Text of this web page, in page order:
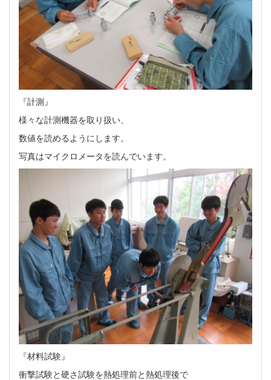
『計測』
様々な計測機器を取り扱い、
数値を読めるようにします。
写真はマイクロメータを読んでいます。
『材料試験』
衝撃試験と硬さ試験を熱処理前と熱処理後で